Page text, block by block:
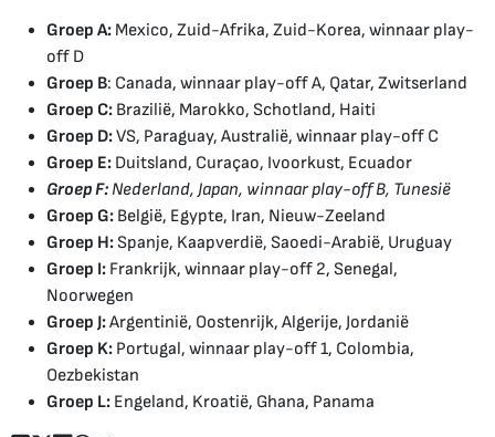
Groep A: Mexico, Zuid-Afrika, Zuid-Korea, winnaar play-
off D
Groep B: Canada, winnaar play-off A, Qatar, Zwitserland
Groep C: Brazilië, Marokko, Schotland, Haiti
Groep D:VS, Paraguay, Australië, winnaar play-off C
Groep E: Duitsland, Curaçao, Ivoorkust, Ecuador
Groep F: Nederland, Japan, winnaar play-off B, Tunesië
Groep G: België, Egypte, Iran, Nieuw-Zeeland
Groep H:Spanje, Kaapverdië, Saoedi-Arabië, Uruguay
Groep I: Frankrijk, winnaar play-off 2, Senegal,
Noorwegen
Groep J:Argentinië, Oostenrijk, Algerije, Jordanië
Groep K: Portugal, winnaar play-off 1, Colombia,
Oezbekistan
Groep L: Engeland, Kroatië, Ghana, Panama